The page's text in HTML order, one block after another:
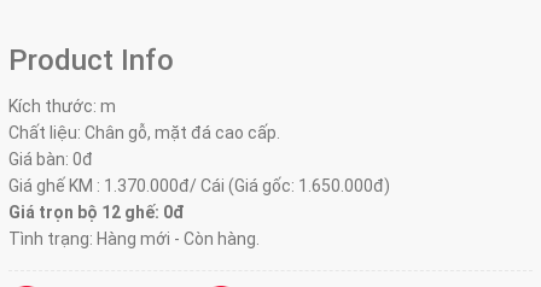
Product Info
Kích thước: m
Chất liệu: Chân gỗ, mặt đá cao cấp.
Giá bàn: 0đ
Giá ghế KM : 1.370.000đ/ Cái (Giá gốc: 1.650.000đ)
Giá trọn bộ 12 ghế: 0đ
Tình trạng: Hàng mới - Còn hàng.